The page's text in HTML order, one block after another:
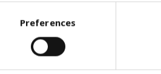
Preferences